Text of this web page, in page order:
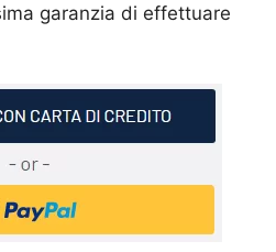
garanzia di effettuare